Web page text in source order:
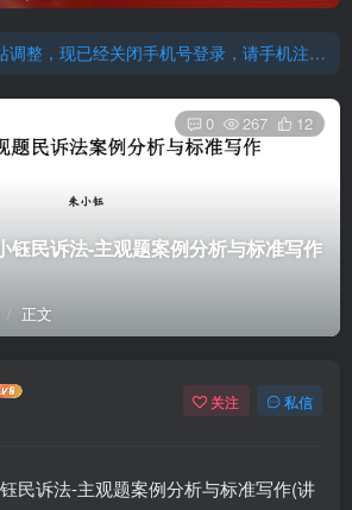
更新提示：已经更新部分机构主观题法考资料，推荐厚大的考点清单，高清版，特别适合学习！
钰民诉法-主观题案例分析与标准写作
正文
0 267 12
关注 私信
民诉法-主观题案例分析与标准写作(讲